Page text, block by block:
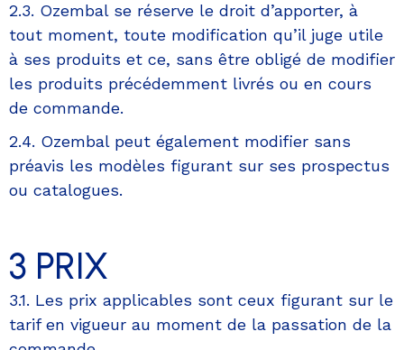
2.3. Ozembal se réserve le droit d’apporter, à
tout moment, toute modification qu’il juge utile
à ses produits et ce, sans être obligé de modifier
les produits précédemment livrés ou en cours
de commande.
2.4. Ozembal peut également modifier sans
préavis les modèles figurant sur ses prospectus
ou catalogues.
3 PRIX
3.1. Les prix applicables sont ceux figurant sur le
tarif en vigueur au moment de la passation de la